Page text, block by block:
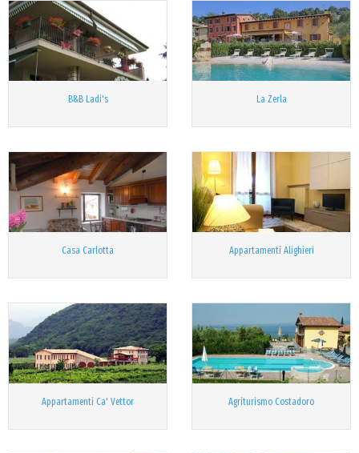
B&B Ladi's La Zerla
Casa Carlotta Appartamenti Alighieri
Appartamenti Ca' Vettor Agriturismo Costadoro